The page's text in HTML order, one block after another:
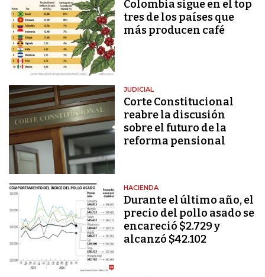
Colombia sigue en el top
tres de los países que
más producen café
JUDICIAL
Corte Constitucional
reabre la discusión
sobre el futuro de la
reforma pensional
HACIENDA
Durante el último año, el
precio del pollo asado se
encareció $2.729 y
alcanzó $42.102